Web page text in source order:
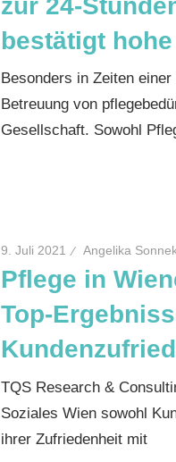
zur 24-
bestätigt
Besonders in Zeiten
Betreuung von
Gesellschaft. Sowohl
9. Juli 2021 Angelika
Pflege in
Top-
TQS Research &
Soziales Wien sowohl
ihrer Zufriedenheit mit